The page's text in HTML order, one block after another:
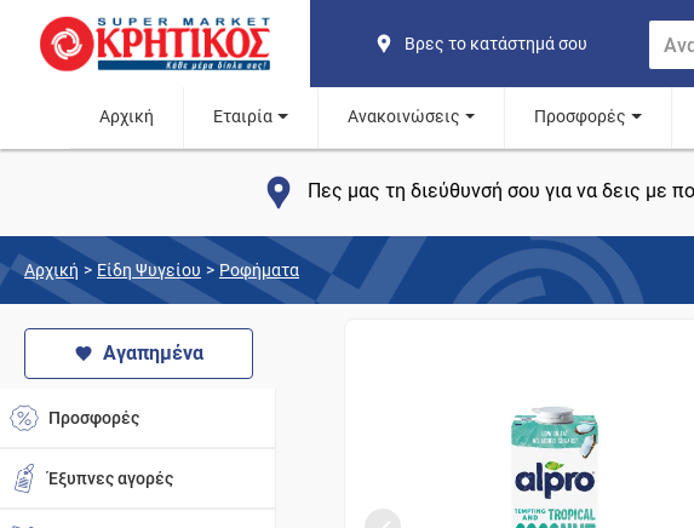
Βρες το κατάστημά σου
Αρχική Εταιρία Ανακοινώσεις Προσφορές
Πες μας τη διεύθυνσή σου για να δεις με
Αρχική > Είδη Ψυγείου > Ροφήματα
Αγαπημένα
Προσφορές
Έξυπνες αγορές